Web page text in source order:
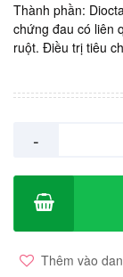
Thành phần:
chứng đau có liên
ruột. Điều trị tiêu
-
Thêm vào